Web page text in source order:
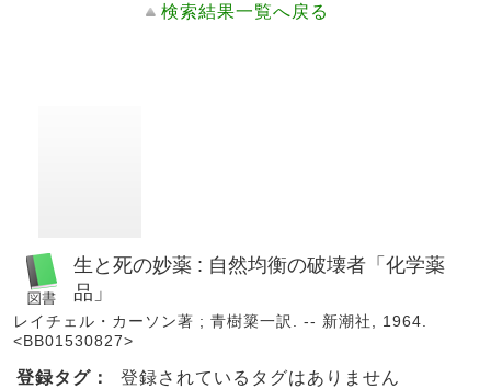
検索結果一覧へ戻る
生と死の妙薬 : 自然均衡の破壊者「化学薬
品」
レイチェル・カーソン著 ; 青樹簗一訳. -- 新潮社, 1964.
<BB01530827>
登録タグ：
登録されているタグはありません